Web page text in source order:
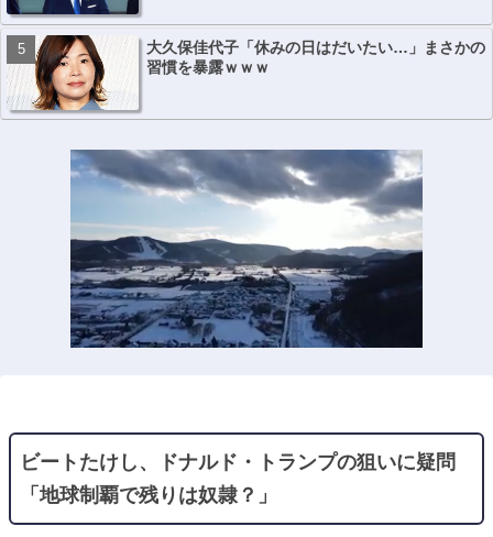
大久保佳代子「休みの日はだいたい…」まさかの
習慣を暴露ｗｗｗ
ビートたけし、ドナルド・トランプの狙いに疑問
「地球制覇で残りは奴隷？」